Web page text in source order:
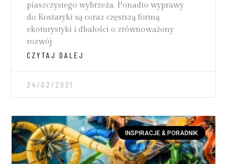
piaszczystego wybrzeża. Ponadto wyprawy
do Kostaryki są coraz częstszą formą
ekoturystyki i dbałości o zrównoważony
rozwój
CZYTAJ DALEJ
24/02/2021
INSPIRACJE & PORADNIK